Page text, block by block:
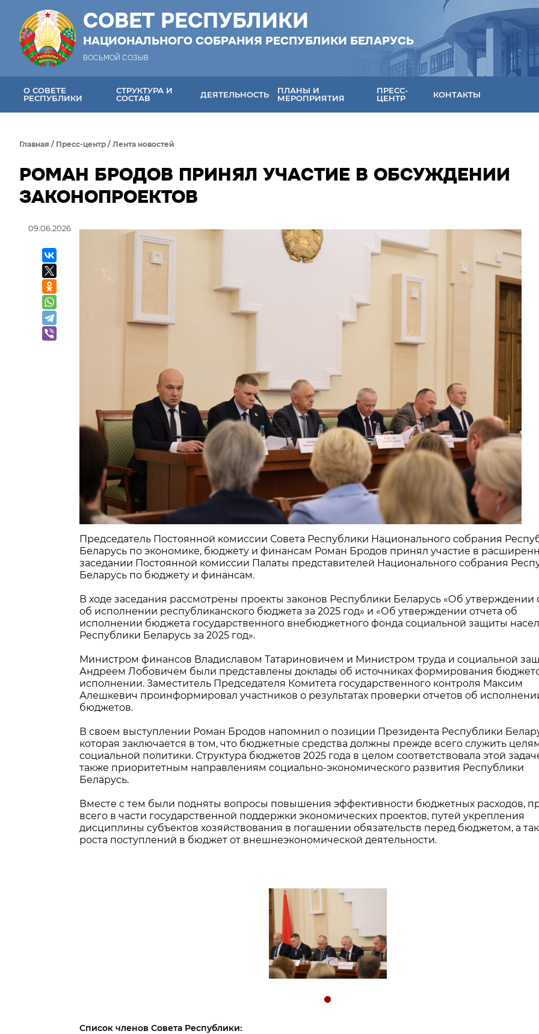
СОВЕТ РЕСПУБЛИКИ
НАЦИОНАЛЬНОГО СОБРАНИЯ РЕСПУБЛИКИ БЕЛАРУСЬ
ВОСЬМОЙ СОЗЫВ
О СОВЕТЕ
РЕСПУБЛИКИ
СТРУКТУРА И
СОСТАВ
ДЕЯТЕЛЬНОСТЬ
ПЛАНЫ И
МЕРОПРИЯТИЯ
ПРЕСС-
ЦЕНТР
КОНТАКТЫ
Главная / Пресс-центр / Лента новостей
РОМАН БРОДОВ ПРИНЯЛ УЧАСТИЕ В ОБСУЖДЕНИИ
ЗАКОНОПРОЕКТОВ
09.06.2026
Председатель Постоянной комиссии Совета Республики Национального собрания
Беларусь по экономике, бюджету и финансам Роман Бродов принял участие в
заседании Постоянной комиссии Палаты представителей Национального собрания
Беларусь по бюджету и финансам.
В ходе заседания рассмотрены проекты законов Республики Беларусь «Об утверждении
об исполнении республиканского бюджета за 2025 год» и «Об утверждении отчета об
исполнении бюджета государственного внебюджетного фонда социальной защиты
Республики Беларусь за 2025 год».
Министром финансов Владиславом Татариновичем и Министром труда и социальной
Андреем Лобовичем были представлены доклады об источниках формирования
исполнении. Заместитель Председателя Комитета государственного контроля Максим
Алешкевич проинформировал участников о результатах проверки отчетов об
бюджетов.
В своем выступлении Роман Бродов напомнил о позиции Президента Республики
которая заключается в том, что бюджетные средства должны прежде всего служить
социальной политики. Структура бюджетов 2025 года в целом соответствовала этой
также приоритетным направлениям социально-экономического развития Республики
Беларусь.
Вместе с тем были подняты вопросы повышения эффективности бюджетных расходов,
всего в части государственной поддержки экономических проектов, путей укрепления
дисциплины субъектов хозяйствования в погашении обязательств перед бюджетом, а
роста поступлений в бюджет от внешнеэкономической деятельности.
Список членов Совета Республики: